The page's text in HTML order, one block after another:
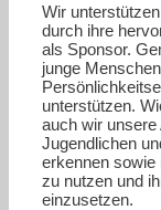
Wir
durch ihre
als Sponsor.
junge
unterstützen.
auch wir unsere
Jugendlichen
erkennen sowie
zu nutzen und
einzusetzen.